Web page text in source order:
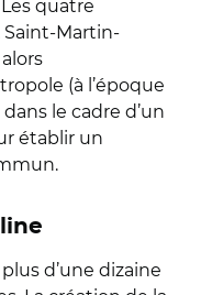
quatre
Saint-Martin-
(à l’époque
le cadre d’un
établir un
d’une dizaine